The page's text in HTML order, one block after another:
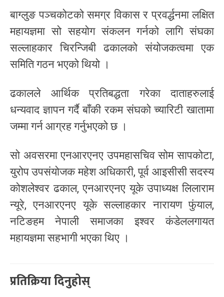
बाग्लुङ पञ्चकोटको समग्र विकास र प्रवर्द्धनमा लक्षित
महायज्ञमा सो सहयोग संकलन गर्नको लागि संघका
सल्लाहकार चिरन्जिबी ढकालको संयोजकत्वमा एक
समिति गठन भएको थियो ।
ढकालले आर्थिक प्रतिबद्धता गरेका दाताहरुलाई
धन्यवाद ज्ञापन गर्दै बाँकी रकम संघको च्यारिटी खातामा
जम्मा गर्न आग्रह गर्नुभएको छ ।
सो अवसरमा एनआरएनए उपमहासचिव सोम सापकोटा,
युरोप उपसंयोजक महेश अधिकारी, पूर्व आइसीसी सदस्य
कोशलेश्वर ढकाल, एनआरएनए यूके उपाध्यक्ष लिलाराम
न्यूरे, एनआरएनए यूके सल्लाहकार नारायण फुंयाल,
नटिङहम नेपाली समाजका इश्वर कंडेललगायत
महायज्ञमा सहभागी भएका थिए ।
प्रतिक्रिया दिनुहोस्